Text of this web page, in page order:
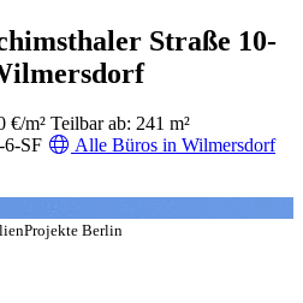
Straße 10-
€/m² Teilbar ab: 241 m²
6-SF
Alle Büros in Wilmersdorf
Berlin